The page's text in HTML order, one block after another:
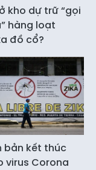
kho dự trữ “gọi
hàng loạt
đồ cổ?
bản kết thúc
virus Corona